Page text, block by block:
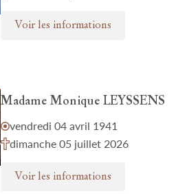
Voir les informations
Madame Monique LEYSSENS
vendredi 04 avril 1941
dimanche 05 juillet 2026
Voir les informations